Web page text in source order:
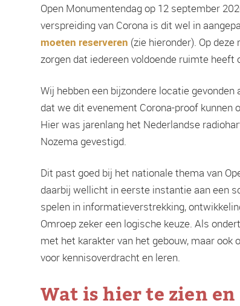
Open Monumentendag op 12 september
verspreiding van Corona is dit wel in
moeten reserveren (zie hieronder). Op
zorgen dat iedereen voldoende ruimte
Wij hebben een bijzondere locatie
dat we dit evenement Corona-proof kunnen
Hier was jarenlang het Nederlandse
Nozema gevestigd.
Dit past goed bij het nationale thema van
daarbij wellicht in eerste instantie aan een
spelen in informatieverstrekking,
Omroep zeker een logische keuze. Als
met het karakter van het gebouw, maar ook
voor kennisoverdracht en leren.
Wat is hier te zien en